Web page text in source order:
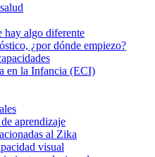
hay algo diferente
¿por dónde empiezo?
en la Infancia (ECI)
aprendizaje
al Zika
visual